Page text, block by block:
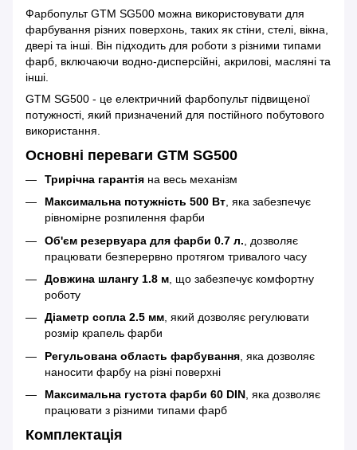
Фарбопульт GTM SG500 можна використовувати для
фарбування різних поверхонь, таких як стіни, стелі, вікна,
двері та інші. Він підходить для роботи з різними типами
фарб, включаючи водно-дисперсійні, акрилові, масляні та
інші.
GTM SG500 - це електричний фарбопульт підвищеної
потужності, який призначений для постійного побутового
використання.
Основні переваги GTM SG500
Трирічна гарантія на весь механізм
Максимальна потужність 500 Вт , яка забезпечує
рівномірне розпилення фарби
Об'єм резервуара для фарби 0.7 л. , дозволяє
працювати безперервно протягом тривалого часу
Довжина шлангу 1.8 м , що забезпечує комфортну
роботу
Діаметр сопла 2.5 мм, який дозволяє регулювати
розмір крапель фарби
Регульована область фарбування , яка дозволяє
наносити фарбу на різні поверхні
Максимальна густота фарби 60 DIN , яка дозволяє
працювати з різними типами фарб
Комплектація